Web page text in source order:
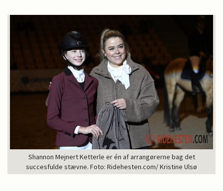
Shannon Mejnert Ketterle er én af arrangørerne bag det
succesfulde stævne. Foto: Ridehesten.com/ Kristine Ulsø